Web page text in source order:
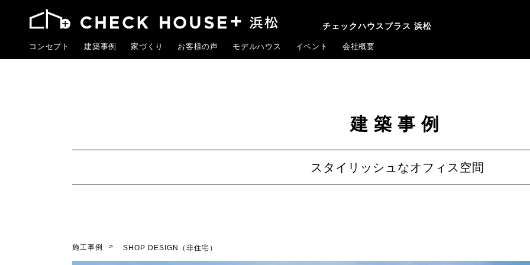
チェックハウスプラス 浜松
コンセプト 建築事例 家づくり お客様の声 モデルハウス イベント 会社概要
建築事例
スタイリッシュなオフィス空間
施工事例 SHOP DESIGN（非住宅）